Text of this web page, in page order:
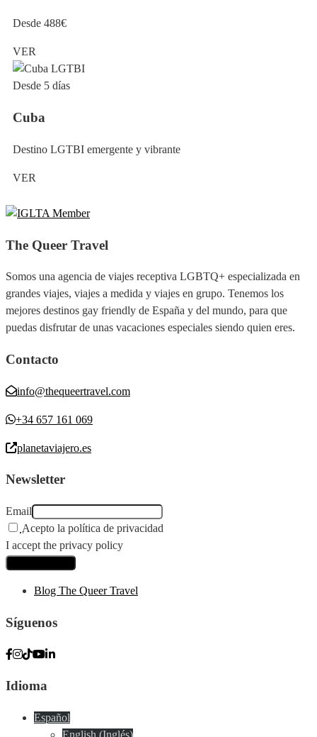
Desde 488€
VER
Desde 5 días
Cuba
Destino LGTBI emergente y vibrante
VER
The Queer Travel
Somos una agencia de viajes receptiva LGBTQ+ especializada en
grandes viajes, viajes a medida y viajes en grupo. Tenemos los
mejores destinos gay friendly de España y del mundo, para que
puedas disfrutar de unas vacaciones especiales siendo quien eres.
Contacto
info@thequeertravel.com
+34 657 161 069
planetaviajero.es
Newsletter
Email
Acepto la política de privacidad
I accept the privacy policy
Blog The Queer Travel
Síguenos
Idioma
Español
English (Inglés)